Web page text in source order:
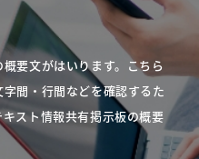
要文がはいります。こちら
間・行間などを確認するた
スト情報共有掲示板の概要